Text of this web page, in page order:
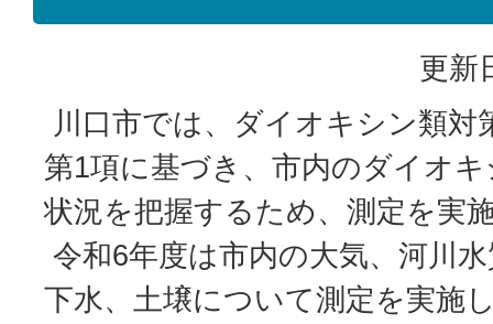
更新
川口市では、ダイオキシン類対
第1項に基づき、市内のダイオ
状況を把握するため、測定を実
令和6年度は市内の大気、河川
下水、土壌について測定を実施